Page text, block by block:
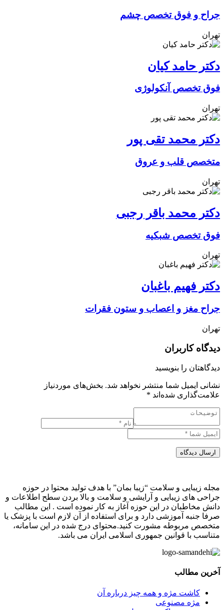
جراح و فوق تخصص چشم
تهران
دکتر حامد کیان
فوق تخصص آنکولوژی
تهران
دکتر محمد تقی پور
متخصص قلب و عروق
تهران
دکتر محمد باقر رجبی
فوق تخصص شبکیه
تهران
دکتر فهیم باغبان
جراح مغز و اعصاب و ستون فقرات
تهران
دیدگاه کاربران
دیدگاهتان را بنویسید
نشانی ایمیل شما منتشر نخواهد شد. بخش‌های موردنیاز
علامت‌گذاری شده‌اند *
ارسال دیدگاه
مجله زیبایی و سلامت “زیبا بمان” با هدف تولید محتوا در حوزه
جراحی های زیبایی و آرایشی و سلامت و بالا بردن سطح اطلاعات و
دانش مخاطبان در این حوزه آغاز به کار نموده است . این مطالب
صرفا جنبه آموزشی دارد و برای استفاده از آن لازم است با پزشک یا
متخصص مربوطه مشورت کنید.محتوای درج شده در این سامانه،
متناسب با قوانین جمهوری اسلامی ایران می باشد.
آخرین مطالب
کاشت مژه و همه چیز درباره آن
مژه مصنوعی